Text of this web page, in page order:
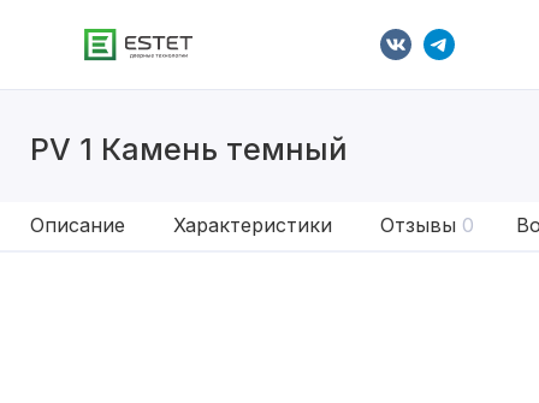
PV 1 Камень темный
Описание Характеристики Отзывы 0